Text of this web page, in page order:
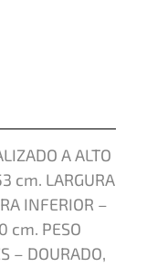
A ALTO
cm. LARGURA
INFERIOR –
cm. PESO
– DOURADO,